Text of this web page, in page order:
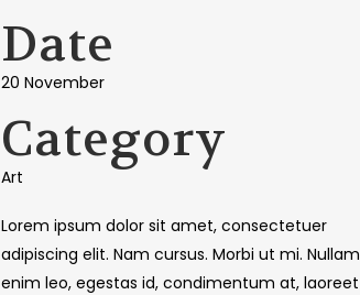
Date
20 November
Category
Art
Lorem ipsum dolor sit amet, consectetuer
adipiscing elit. Nam cursus. Morbi ut mi. Nullam
enim leo, egestas id, condimentum at, laoreet